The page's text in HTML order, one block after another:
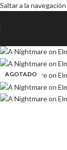
Saltar a la navegación
AGOTADO